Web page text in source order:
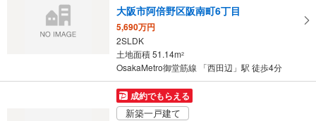
大阪市阿倍野区阪南町6丁目
5,690万円
2SLDK
土地面積 51.14m2
OsakaMetro御堂筋線 「西田辺」駅 徒歩4分
成約でもらえる
新築一戸建て